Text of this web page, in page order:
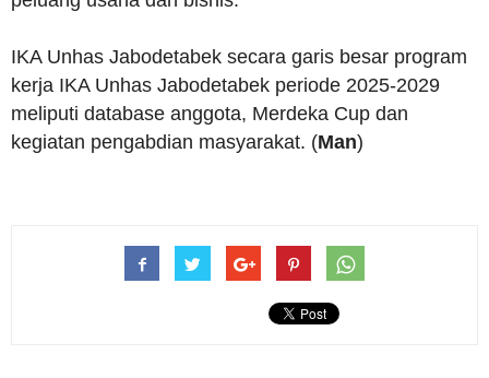
IKA Unhas Jabodetabek secara garis besar program
kerja IKA Unhas Jabodetabek periode 2025-2029
meliputi database anggota, Merdeka Cup dan
kegiatan pengabdian masyarakat. (Man)